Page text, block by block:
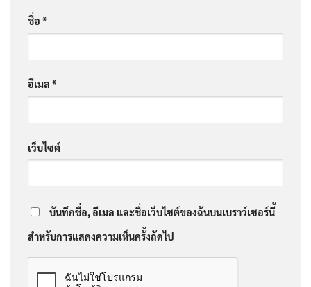
ชื่อ *
อีเมล *
เว็บไซต์
บันทึกชื่อ, อีเมล และชื่อเว็บไซต์ของฉันบนเบราว์เซอร์นี้
สำหรับการแสดงความเห็นครั้งถัดไป